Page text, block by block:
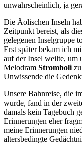
unwahrscheinlich, ja
Die Äolischen Inseln
Zeitpunkt bereist, als
gelegenen Inselgruppe
Erst später bekam ich
auf der Insel weilte, um
Melodram Stromboli
Unwissende die
Unsere Bahnreise, die
wurde, fand in der
damals kein Tagebuch
Erinnerungen eher
meine Erinnerungen
altersbedingte